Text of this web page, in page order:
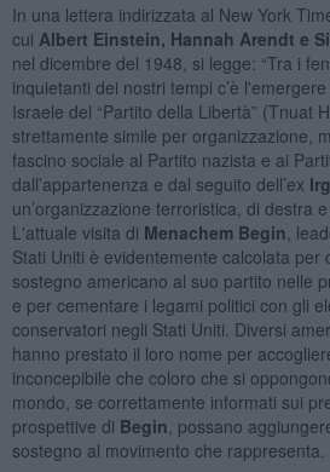
In una lettera indirizzata al New York
cui Albert Einstein, Hannah Arendt e
nel dicembre del 1948, si legge: “Tra i
inquietanti dei nostri tempi c’è
Israele del “Partito della Libertà” (Tnuat
strettamente simile per organizzazione,
fascino sociale al Partito nazista e ai
dall’appartenenza e dal seguito dell’ex
un’organizzazione terroristica, di destra
L'attuale visita di Menachem Begin ,
Stati Uniti è evidentemente calcolata per
sostegno americano al suo partito nelle
e per cementare i legami politici con gli
conservatori negli Stati Uniti. Diversi
hanno prestato il loro nome per
inconcepibile che coloro che si
mondo, se correttamente informati sui
prospettive di Begin , possano
sostegno al movimento che rappresenta.